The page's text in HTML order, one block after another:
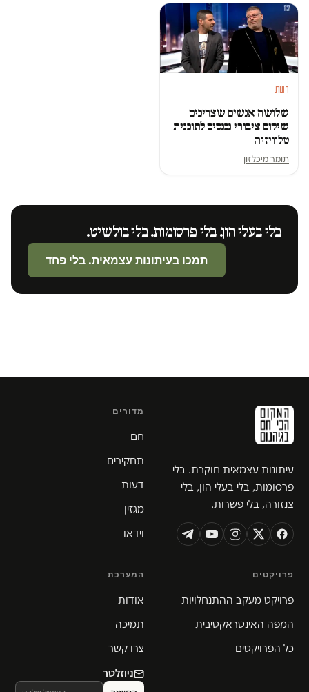
דעות
שלושה אנשים שצריכים
שיקום ציבורי נכנסים לתוכנית
טלוויזיה
תומר מיכלזון
בלי בעלי הון. בלי פרסומות. בלי בולשיט.
תמכו בעיתונות עצמאית. בלי פחד
עיתונות עצמאית חוקרת. בלי
פרסומות, בלי בעלי הון, בלי
צנזורה, בלי פשרות.
מדורים
חם
תחקירים
דעות
מגזין
וידאו
פרויקטים
פרויקט מעקב ההתנחלויות
המפה האינטראקטיבית
כל הפרויקטים
המערכת
אודות
תמיכה
צרו קשר
ניוזלטר